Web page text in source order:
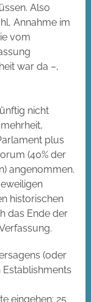
Also
Annahme im
vom
war da –,
nicht
plus
(40% der
angenommen.
historischen
das Ende der
(oder
Establishments
eingehen: 25